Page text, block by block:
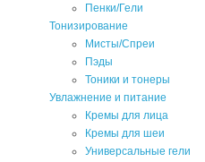
Пенки/Гели
Тонизирование
Мисты/Спреи
Пэды
Тоники и тонеры
Увлажнение и питание
Кремы для лица
Кремы для шеи
Универсальные гели